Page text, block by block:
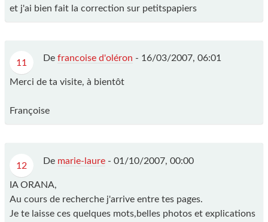
et j'ai bien fait la correction sur petitspapiers
11 De francoise d'oléron - 16/03/2007, 06:01
Merci de ta visite, à bientôt
Françoise
12 De marie-laure - 01/10/2007, 00:00
IA ORANA,
Au cours de recherche j'arrive entre tes pages.
Je te laisse ces quelques mots,belles photos et explications